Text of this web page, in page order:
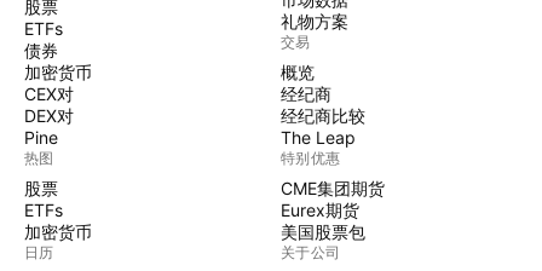
股票
ETFs
债券
加密货币
CEX对
DEX对
Pine
热图
股票
ETFs
加密货币
日历
礼物方案
交易
概览
经纪商
经纪商比较
The Leap
特别优惠
CME集团期货
Eurex期货
美国股票包
关于公司